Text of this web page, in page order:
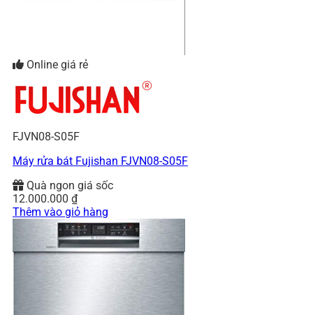
Online giá rẻ
FJVN08-S05F
Máy rửa bát Fujishan FJVN08-S05F
Quà ngon giá sốc
12.000.000 ₫
Thêm vào giỏ hàng